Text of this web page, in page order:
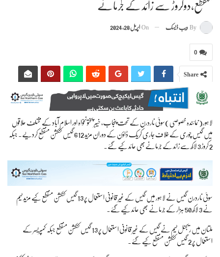
منقطع،دوکروڑ سے زائد کے جرمانے
By ویب ڈیسک On اپریل 28, 2024
0
Share
لاہور(نمائندہ خصوصی)سوئی ناردرن کے تحت پنجاب، خیبر پختونخواہ اور اسلام آباد کے مختلف علاقوں
میں گیس چوری کے خلاف جاری کریک ڈاؤن کے دوران مزید 612 گیس کنکشن منقطع کردیے. جبکہ
2 کروڑ 3 لاکھ سے زائد کے جرمانےبھی عائد کیے گئے۔
سوئی ناردرن گیس نے لاہور میں گیس کے غیر قانونی استعمال پر 13 گیس کنکشن منقطع کیے مزید ٹیم
نے 3 لاکھ 50 ہزار کے جرمانے بھی عائد کیے گئے۔
ملتان میں ریجنل ٹیم نے گیس کے غیر قانونی استعمال پر 13 گیس کنکشن منقطع جبکہ کمپریسر کے
استعمال پر 2 گیس کنکشن منقطع کیے گئے۔